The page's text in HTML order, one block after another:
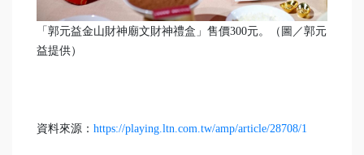
「郭元益金山財神廟文財神禮盒」售價300元。（圖／郭元
益提供）
資料來源： https://playing.ltn.com.tw/amp/article/28708/1